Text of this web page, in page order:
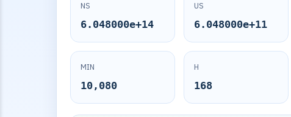
NS
6.048000e+14
US
6.048000e+11
MIN
10,080
H
168